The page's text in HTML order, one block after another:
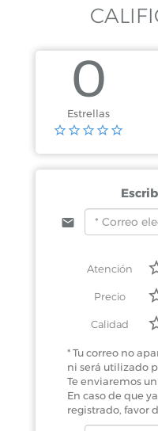
0
Estrellas
Atención
Precio
Calidad
* Tu correo no
ni será utilizado
Te enviaremos
En caso de que
registrado, favor